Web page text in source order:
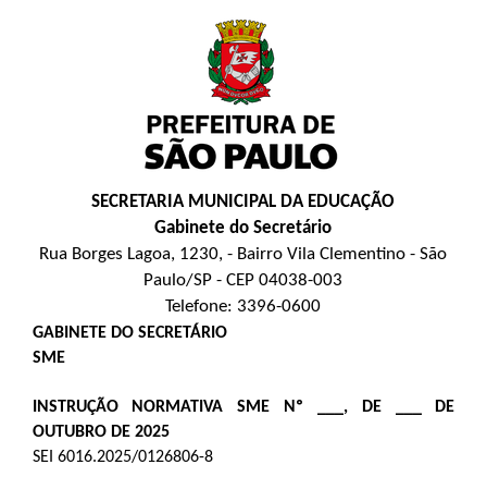
SECRETARIA MUNICIPAL DA EDUCAÇÃO
Gabinete do Secretário
Rua Borges Lagoa, 1230, - Bairro Vila Clementino - São
Paulo/SP - CEP 04038-003
Telefone: 3396-0600
GABINETE DO SECRETÁRIO
SME
INSTRUÇÃO NORMATIVA SME Nº ___, DE ___ DE
OUTUBRO DE 2025
SEI 6016.2025/0126806-8